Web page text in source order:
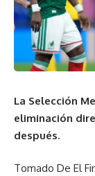
La Selección
eliminación
después.
Tomado De El